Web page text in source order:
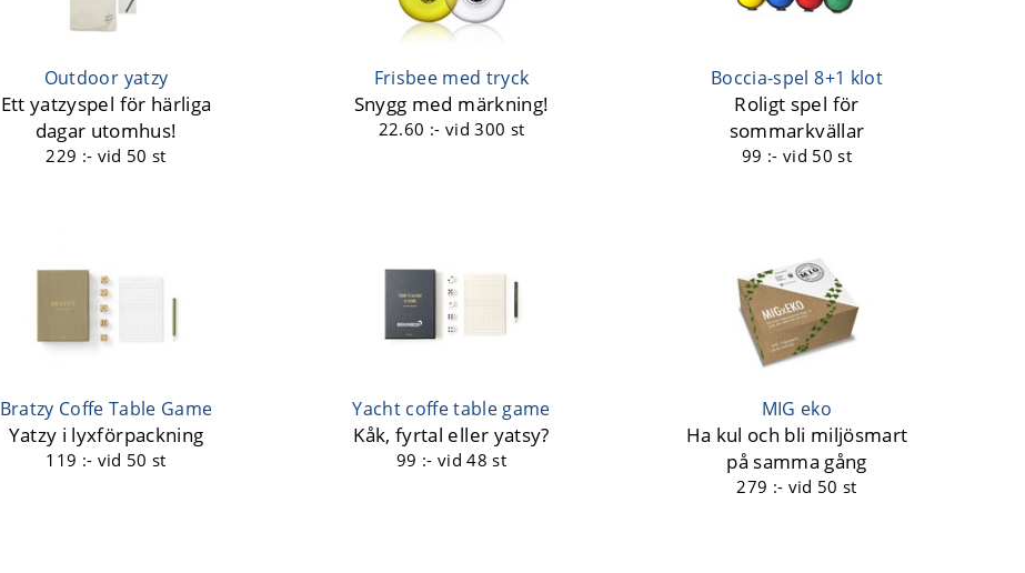
Outdoor yatzy
Ett yatzyspel för härliga
dagar utomhus!
229 :- vid 50 st
Frisbee med tryck
Snygg med märkning!
22.60 :- vid 300 st
Boccia-spel 8+1 klot
Roligt spel för
sommarkvällar
99 :- vid 50 st
Bratzy Coffe Table Game
Yatzy i lyxförpackning
119 :- vid 50 st
Yacht coffe table game
Kåk, fyrtal eller yatsy?
99 :- vid 48 st
MIG eko
Ha kul och bli miljösmart
på samma gång
279 :- vid 50 st